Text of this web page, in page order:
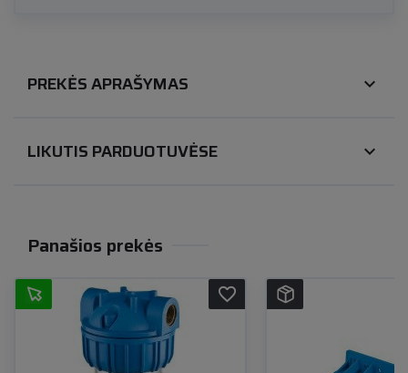
PREKĖS APRAŠYMAS expand_more
LIKUTIS PARDUOTUVĖSE expand_more
Panašios prekės
favorite_border